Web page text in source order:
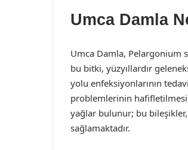
Umca Damla
Umca Damla, Pelargonium
bu bitki, yüzyıllardır
yolu enfeksiyonlarının
problemlerinin
yağlar bulunur; bu
sağlamaktadır.